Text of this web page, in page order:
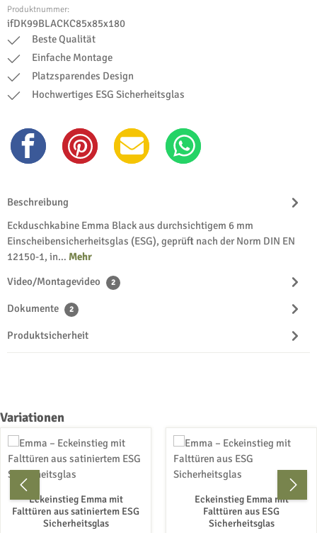
Produktnummer:
ifDK99BLACKC85x85x180
Beste Qualität
Einfache Montage
Platzsparendes Design
Hochwertiges ESG Sicherheitsglas
Beschreibung
Eckduschkabine Emma Black aus durchsichtigem 6 mm
Einscheibensicherheitsglas (ESG), geprüft nach der Norm DIN EN
12150-1, in… Mehr
Video/Montagevideo
2
Dokumente 2
Produktsicherheit
Produktgalerie überspringen
Variationen
Eckeinstieg Emma mit
Falttüren aus satiniertem ESG
Sicherheitsglas
Eckeinstieg Emma mit
Falttüren aus ESG
Sicherheitsglas